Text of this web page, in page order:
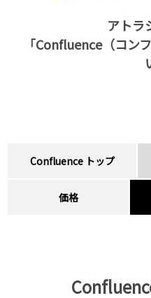
アトラ
「Confluence（コン
Confluence トップ
価格